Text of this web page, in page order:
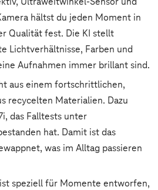
hältst du jeden Moment in
Qualität fest. Die KI stellt
Lichtverhältnisse, Farben und
Aufnahmen immer brillant sind.
aus einem fortschrittlichen,
recycelten Materialien. Dazu
das Falltests unter
hat. Damit ist das
was im Alltag passieren
speziell für Momente entworfen,